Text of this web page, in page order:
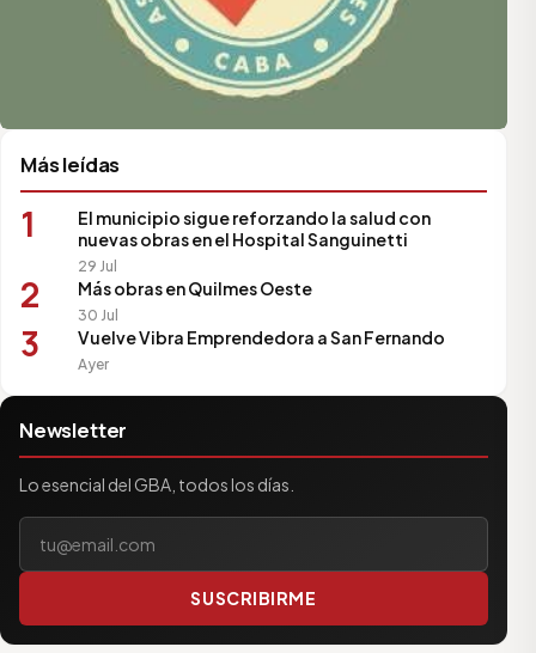
Más leídas
1
El municipio sigue reforzando la salud con
nuevas obras en el Hospital Sanguinetti
29 Jul
2 Más obras en Quilmes Oeste
30 Jul
3 Vuelve Vibra Emprendedora a San Fernando
Ayer
Newsletter
Lo esencial del GBA, todos los días.
SUSCRIBIRME